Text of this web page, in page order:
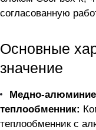
согласованную
Основные
значение
Медно-
теплообменник:
теплообменник с